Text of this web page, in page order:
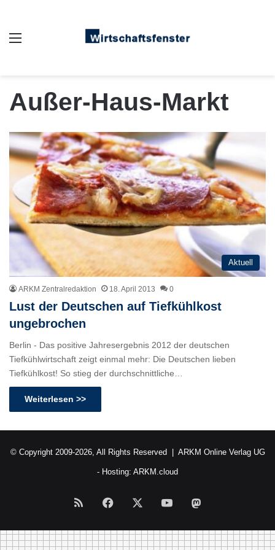
Außer-Haus-Markt
Aktuell
ARKM Zentralredaktion 18. April 2013 0
Lust der Deutschen auf Tiefkühlkost
ungebrochen
Berlin - Das positive Jahresergebnis 2012 der deutschen
Tiefkühlwirtschaft zeigt einmal mehr: Die Deutschen lieben
Tiefkühlkost! So stieg der durchschnittliche…
Weiterlesen >>
© Copyright 2009-2026, All Rights Reserved | ARKM Online Verlag UG
- Hosting: ARKM.cloud
RSS Facebook YouTube